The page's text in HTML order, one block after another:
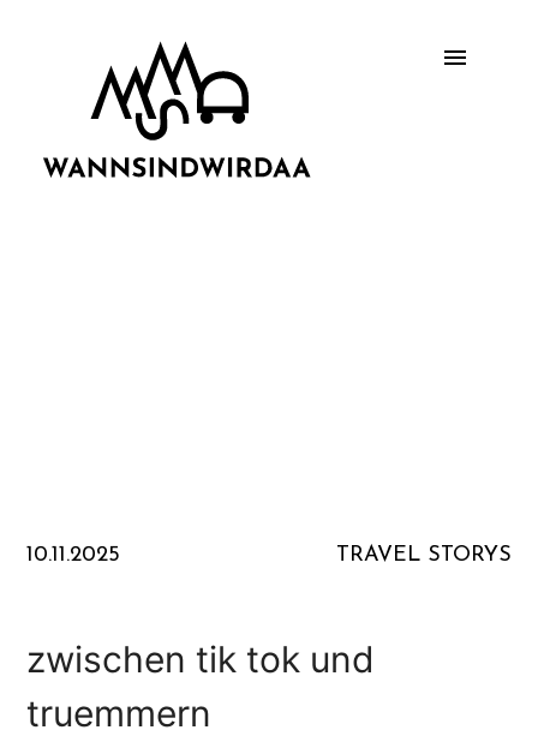
10.11.2025 TRAVEL STORYS
zwischen tik tok und
truemmern